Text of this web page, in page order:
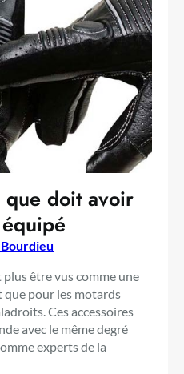
que doit avoir
être vus comme une
que pour les motards
Ces accessoires
avec le même degré
experts de la